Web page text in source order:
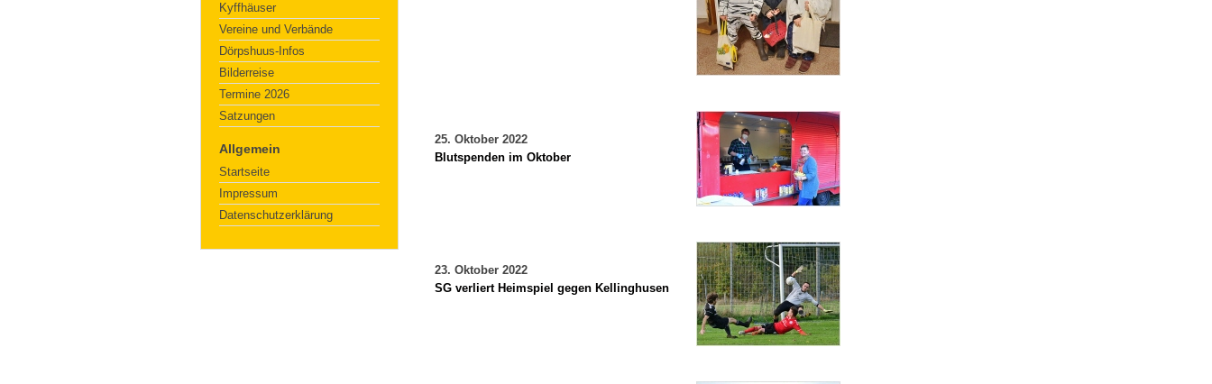
Kyffhäuser
Vereine und Verbände
Dörpshuus-Infos
Bilderreise
Termine 2026
Satzungen
Allgemein
Startseite
Impressum
Datenschutzerklärung
25. Oktober 2022
Blutspenden im Oktober
23. Oktober 2022
SG verliert Heimspiel gegen Kellinghusen